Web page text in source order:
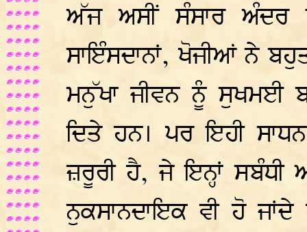
ਅੱਜ ਅਸੀਂ ਸੰਸਾਰ ਅੰਦਰ
ਸਾਇੰਸਦਾਨਾਂ, ਖੋਜੀਆਂ ਨੇ
ਮਨੁੱਖਾ ਜੀਵਨ ਨੂੰ ਸੁਖਮਈ
ਦਿਤੇ ਹਨ। ਪਰ ਇਹੀ
ਜ਼ਰੂਰੀ ਹੈ, ਜੇ ਇਨ੍ਹਾਂ
ਨੁਕਸਾਨਦਾਇਕ ਵੀ ਹੋ